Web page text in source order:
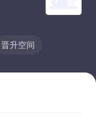
晋升空间